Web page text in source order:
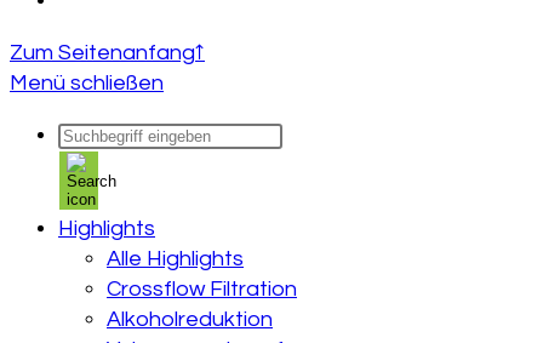
Zum Seitenanfang↑
Menü schließen
Products
search
Highlights
Alle Highlights
Crossflow Filtration
Alkoholreduktion